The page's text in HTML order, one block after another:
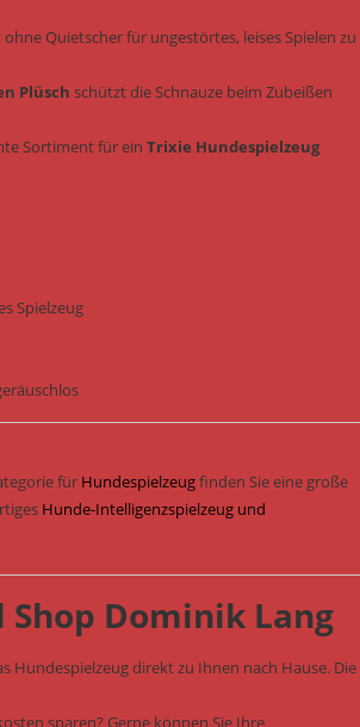
Quietscher für ungestörtes, leises Spielen zu
Plüsch schützt die Schnauze beim Zubeißen
Sortiment für ein Trixie Hundespielzeug
Spielzeug
für Hundespielzeugfinden Sie eine große
Hunde-Intelligenzspielzeug und
Dominik Lang
Hundespielzeug direkt zu Ihnen nach Hause. Die
sparen? Gerne können Sie Ihre